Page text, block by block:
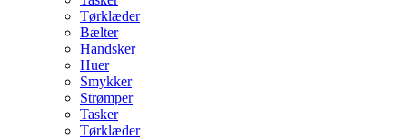
Tørklæder
Bælter
Handsker
Huer
Smykker
Strømper
Tasker
Tørklæder